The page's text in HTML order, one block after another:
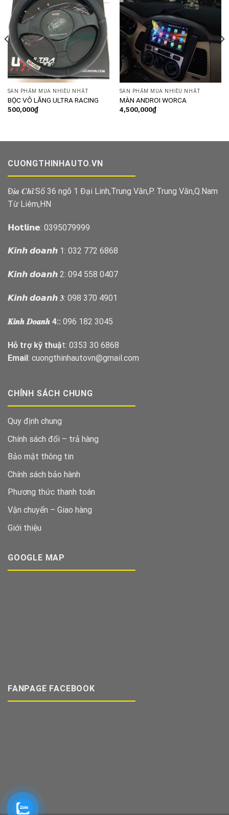
SẢN PHẨM MUA NHIỀU NHẤT
BỌC VÔ LĂNG ULTRA RACING
500,000₫
SẢN PHẨM MUA NHIỀU NHẤT
MÀN ANDROI WORCA
4,500,000₫
CUONGTHINHAUTO.VN
Đ𝒊̣𝒂 𝑪𝒉𝒊̉:Số 36 ngõ 1 Đại Linh,Trung Văn,P. Trung Văn,Q.Nam
Từ Liêm,HN
𝗛𝗼𝘁𝗹𝗶𝗻𝗲: 0395079999
𝙆𝙞𝙣𝙝 𝙙𝙤𝙖𝙣𝙝 1: 032 772 6868
𝙆𝙞𝙣𝙝 𝙙𝙤𝙖𝙣𝙝 2: 094 558 0407
𝙆𝙞𝙣𝙝 𝙙𝙤𝙖𝙣𝙝 𝟑: 098 370 4901
𝑲𝒊𝒏𝒉 𝑫𝒐𝒂𝒏𝒉 4:: 096 182 3045
Hỗ trợ kỹ thuật: 0353 30 6868
Email: cuongthinhautovn@gmail.com
CHÍNH SÁCH CHUNG
Quy định chung
Chính sách đổi – trả hàng
Bảo mật thông tin
Chính sách bảo hành
Phương thức thanh toán
Vận chuyển – Giao hàng
Giới thiệu
GOOGLE MAP
FANPAGE FACEBOOK